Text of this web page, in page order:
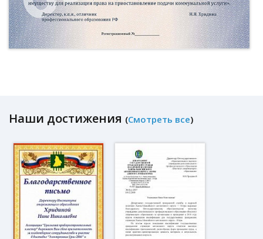
Наши достижения (Смотреть все)